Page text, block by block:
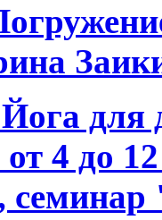
для
от 4 до